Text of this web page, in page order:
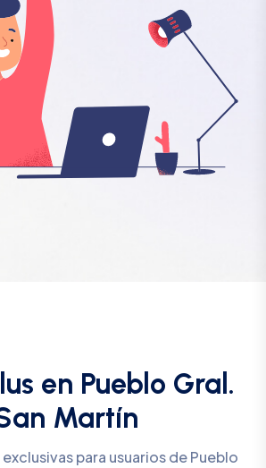
en Pueblo Gral.
Martín
para usuarios de Pueblo